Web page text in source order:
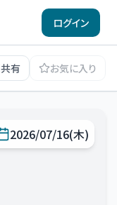
ログイン
共有 お気に入り
2026/07/16(木)